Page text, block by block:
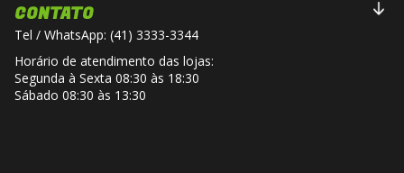
CONTATO
Tel / WhatsApp: (41) 3333-3344
Horário de atendimento das lojas:
Segunda à Sexta 08:30 às 18:30
Sábado 08:30 às 13:30